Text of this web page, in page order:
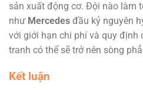
sản xuất động cơ. Đội nào làm
như Mercedes đầu kỷ nguyên
với giới hạn chi phí và quy định
tranh có thể sẽ trở nên sòng
Kết luận